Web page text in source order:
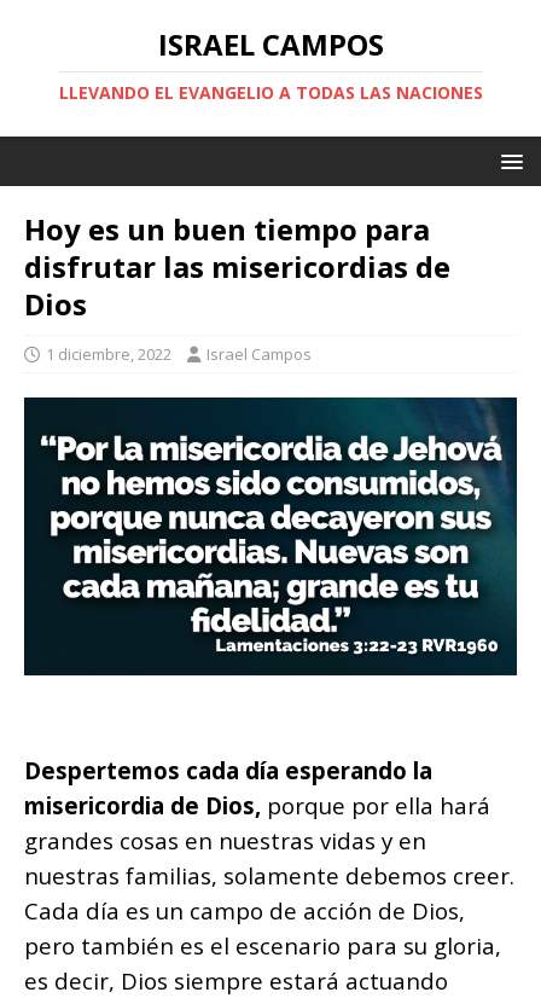
ISRAEL CAMPOS
LLEVANDO EL EVANGELIO A TODAS LAS NACIONES
Hoy es un buen tiempo para
disfrutar las misericordias de
Dios
1 diciembre, 2022 Israel Campos
Despertemos cada día esperando la
misericordia de Dios, porque por ella hará
grandes cosas en nuestras vidas y en
nuestras familias, solamente debemos creer.
Cada día es un campo de acción de Dios,
pero también es el escenario para su gloria,
es decir, Dios siempre estará actuando